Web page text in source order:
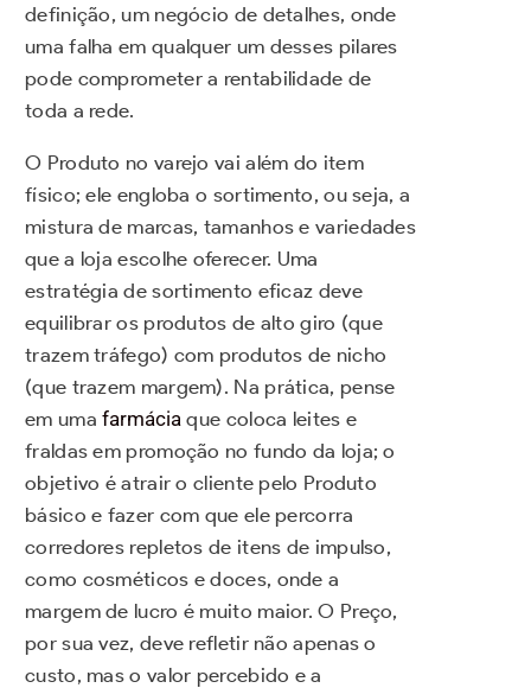
definição, um negócio de detalhes, onde
uma falha em qualquer um desses pilares
pode comprometer a rentabilidade de
toda a rede.
O Produto no varejo vai além do item
físico; ele engloba o sortimento, ou seja, a
mistura de marcas, tamanhos e variedades
que a loja escolhe oferecer. Uma
estratégia de sortimento eficaz deve
equilibrar os produtos de alto giro (que
trazem tráfego) com produtos de nicho
(que trazem margem). Na prática, pense
em umafarmácia que coloca leites e
fraldas em promoção no fundo da loja; o
objetivo é atrair o cliente pelo Produto
básico e fazer com que ele percorra
corredores repletos de itens de impulso,
como cosméticos e doces, onde a
margem de lucro é muito maior. O Preço,
por sua vez, deve refletir não apenas o
custo, mas o valor percebido e a